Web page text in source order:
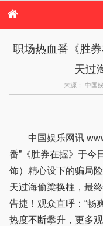
港台娱乐
日本
音乐
港台明星八卦
日本韩
职场热血番《胜
天过
来源： 中国
中国娱乐网讯
番”《胜券在握》于今
饰）精心设下的骗局
天过海偷梁换柱，最
告捷！观众直呼：“畅
热度不断攀升，更多